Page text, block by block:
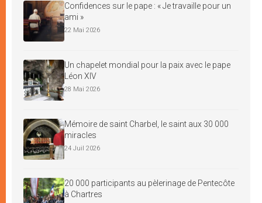
Confidences sur le pape : « Je travaille pour un
ami »
22 Mai 2026
Un chapelet mondial pour la paix avec le pape
Léon XIV
28 Mai 2026
Mémoire de saint Charbel, le saint aux 30 000
miracles
24 Juil 2026
20 000 participants au pèlerinage de Pentecôte
à Chartres